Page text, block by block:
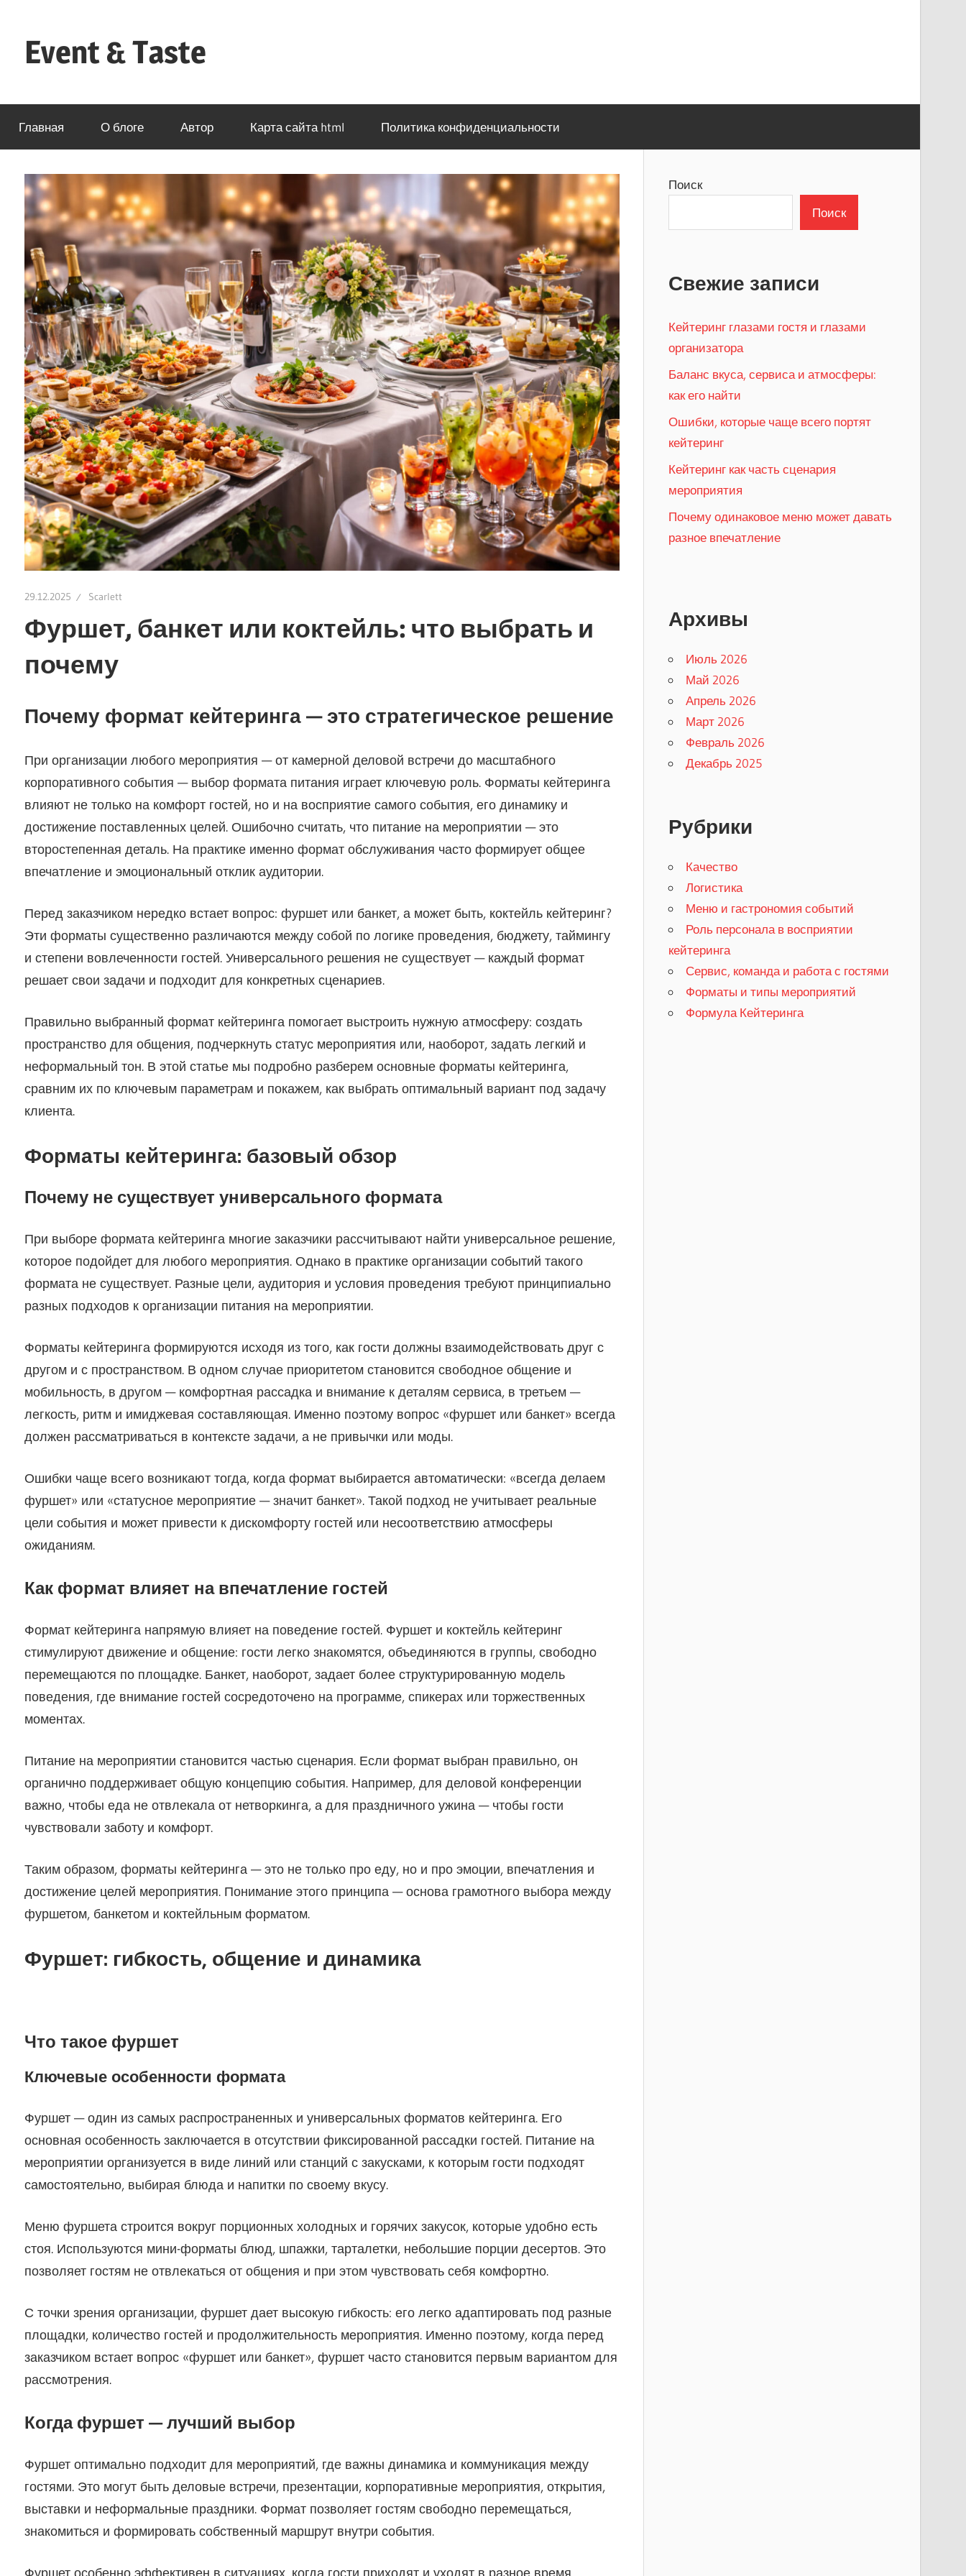
содержимому
Event & Taste
Кейтеринга
Главная
О блоге Автор Карта сайта html Политика конфиденциальности
29.12.2025 Scarlett
Фуршет, банкет или коктейль: что выбрать и
почему
Почему формат кейтеринга — это стратегическое решение
При организации любого мероприятия — от камерной деловой встречи до масштабного
корпоративного события — выбор формата питания играет ключевую роль. Форматы кейтеринга
влияют не только на комфорт гостей, но и на восприятие самого события, его динамику и
достижение поставленных целей. Ошибочно считать, что питание на мероприятии — это
второстепенная деталь. На практике именно формат обслуживания часто формирует общее
впечатление и эмоциональный отклик аудитории.
Перед заказчиком нередко встает вопрос: фуршет или банкет, а может быть, коктейль кейтеринг?
Эти форматы существенно различаются между собой по логике проведения, бюджету, таймингу
и степени вовлеченности гостей. Универсального решения не существует — каждый формат
решает свои задачи и подходит для конкретных сценариев.
Правильно выбранный формат кейтеринга помогает выстроить нужную атмосферу: создать
пространство для общения, подчеркнуть статус мероприятия или, наоборот, задать легкий и
неформальный тон. В этой статье мы подробно разберем основные форматы кейтеринга,
сравним их по ключевым параметрам и покажем, как выбрать оптимальный вариант под задачу
клиента.
Форматы кейтеринга: базовый обзор
Почему не существует универсального формата
При выборе формата кейтеринга многие заказчики рассчитывают найти универсальное решение,
которое подойдет для любого мероприятия. Однако в практике организации событий такого
формата не существует. Разные цели, аудитория и условия проведения требуют принципиально
разных подходов к организации питания на мероприятии.
Форматы кейтеринга формируются исходя из того, как гости должны взаимодействовать друг с
другом и с пространством. В одном случае приоритетом становится свободное общение и
мобильность, в другом — комфортная рассадка и внимание к деталям сервиса, в третьем —
легкость, ритм и имиджевая составляющая. Именно поэтому вопрос «фуршет или банкет» всегда
должен рассматриваться в контексте задачи, а не привычки или моды.
Ошибки чаще всего возникают тогда, когда формат выбирается автоматически: «всегда делаем
фуршет» или «статусное мероприятие — значит банкет». Такой подход не учитывает реальные
цели события и может привести к дискомфорту гостей или несоответствию атмосферы
ожиданиям.
Как формат влияет на впечатление гостей
Формат кейтеринга напрямую влияет на поведение гостей. Фуршет и коктейль кейтеринг
стимулируют движение и общение: гости легко знакомятся, объединяются в группы, свободно
перемещаются по площадке. Банкет, наоборот, задает более структурированную модель
поведения, где внимание гостей сосредоточено на программе, спикерах или торжественных
моментах.
Питание на мероприятии становится частью сценария. Если формат выбран правильно, он
органично поддерживает общую концепцию события. Например, для деловой конференции
важно, чтобы еда не отвлекала от нетворкинга, а для праздничного ужина — чтобы гости
чувствовали заботу и комфорт.
Таким образом, форматы кейтеринга — это не только про еду, но и про эмоции, впечатления и
достижение целей мероприятия. Понимание этого принципа — основа грамотного выбора между
фуршетом, банкетом и коктейльным форматом.
Фуршет: гибкость, общение и динамика
Что такое фуршет
Ключевые особенности формата
Фуршет — один из самых распространенных и универсальных форматов кейтеринга. Его
основная особенность заключается в отсутствии фиксированной рассадки гостей. Питание на
мероприятии организуется в виде линий или станций с закусками, к которым гости подходят
самостоятельно, выбирая блюда и напитки по своему вкусу.
Меню фуршета строится вокруг порционных холодных и горячих закусок, которые удобно есть
стоя. Используются мини-форматы блюд, шпажки, тарталетки, небольшие порции десертов. Это
позволяет гостям не отвлекаться от общения и при этом чувствовать себя комфортно.
С точки зрения организации, фуршет дает высокую гибкость: его легко адаптировать под разные
площадки, количество гостей и продолжительность мероприятия. Именно поэтому, когда перед
заказчиком встает вопрос «фуршет или банкет», фуршет часто становится первым вариантом для
рассмотрения.
Когда фуршет — лучший выбор
Фуршет оптимально подходит для мероприятий, где важны динамика и коммуникация между
гостями. Это могут быть деловые встречи, презентации, корпоративные мероприятия, открытия,
выставки и неформальные праздники. Формат позволяет гостям свободно перемещаться,
знакомиться и формировать собственный маршрут внутри события.
Поиск
Поиск
Свежие записи
Кейтеринг глазами гостя и глазами
организатора
Баланс вкуса, сервиса и атмосферы:
как его найти
Ошибки, которые чаще всего портят
кейтеринг
Кейтеринг как часть сценария
мероприятия
Почему одинаковое меню может давать
разное впечатление
Архивы
Июль 2026
Май 2026
Апрель 2026
Март 2026
Февраль 2026
Декабрь 2025
Рубрики
Качество
Логистика
Меню и гастрономия событий
Роль персонала в восприятии
кейтеринга
Сервис, команда и работа с гостями
Форматы и типы мероприятий
Формула Кейтеринга